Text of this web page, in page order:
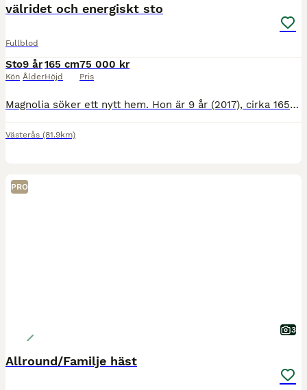
välridet och energiskt sto
Fullblod
Sto
Kön
9 år
Ålder
165 cm
Höjd
75 000 kr
Pris
Magnolia söker ett nytt hem. Hon är 9 år (2017), cirka 165 cm mankhöjd och har gått på galoppbanan som 2-4-åring. Hon kan lättare galoppombyten och hoppa på lättare nivå. Hon är välriden, har hoppat t
Västerås (81.9km)
PRO
3
Allround/Familje häst